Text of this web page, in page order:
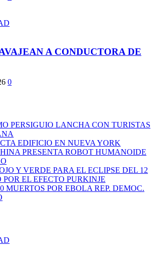
A CONDUCTORA DE
0
PERSIGUIO LANCHA CON TURISTAS
EDIFICIO EN NUEVA YORK
PRESENTA ROBOT HUMANOIDE
Y VERDE PARA EL ECLIPSE DEL 12
POR EL EFECTO PURKINJE
MUERTOS POR EBOLA REP. DEMOC.